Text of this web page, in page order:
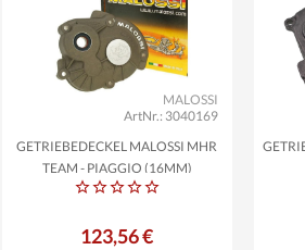
ArtNr.: 3040169
MALOSSI
GETRIEBEDECKEL MALOSSI MHR
TEAM - PIAGGIO (16MM)
123,56 €